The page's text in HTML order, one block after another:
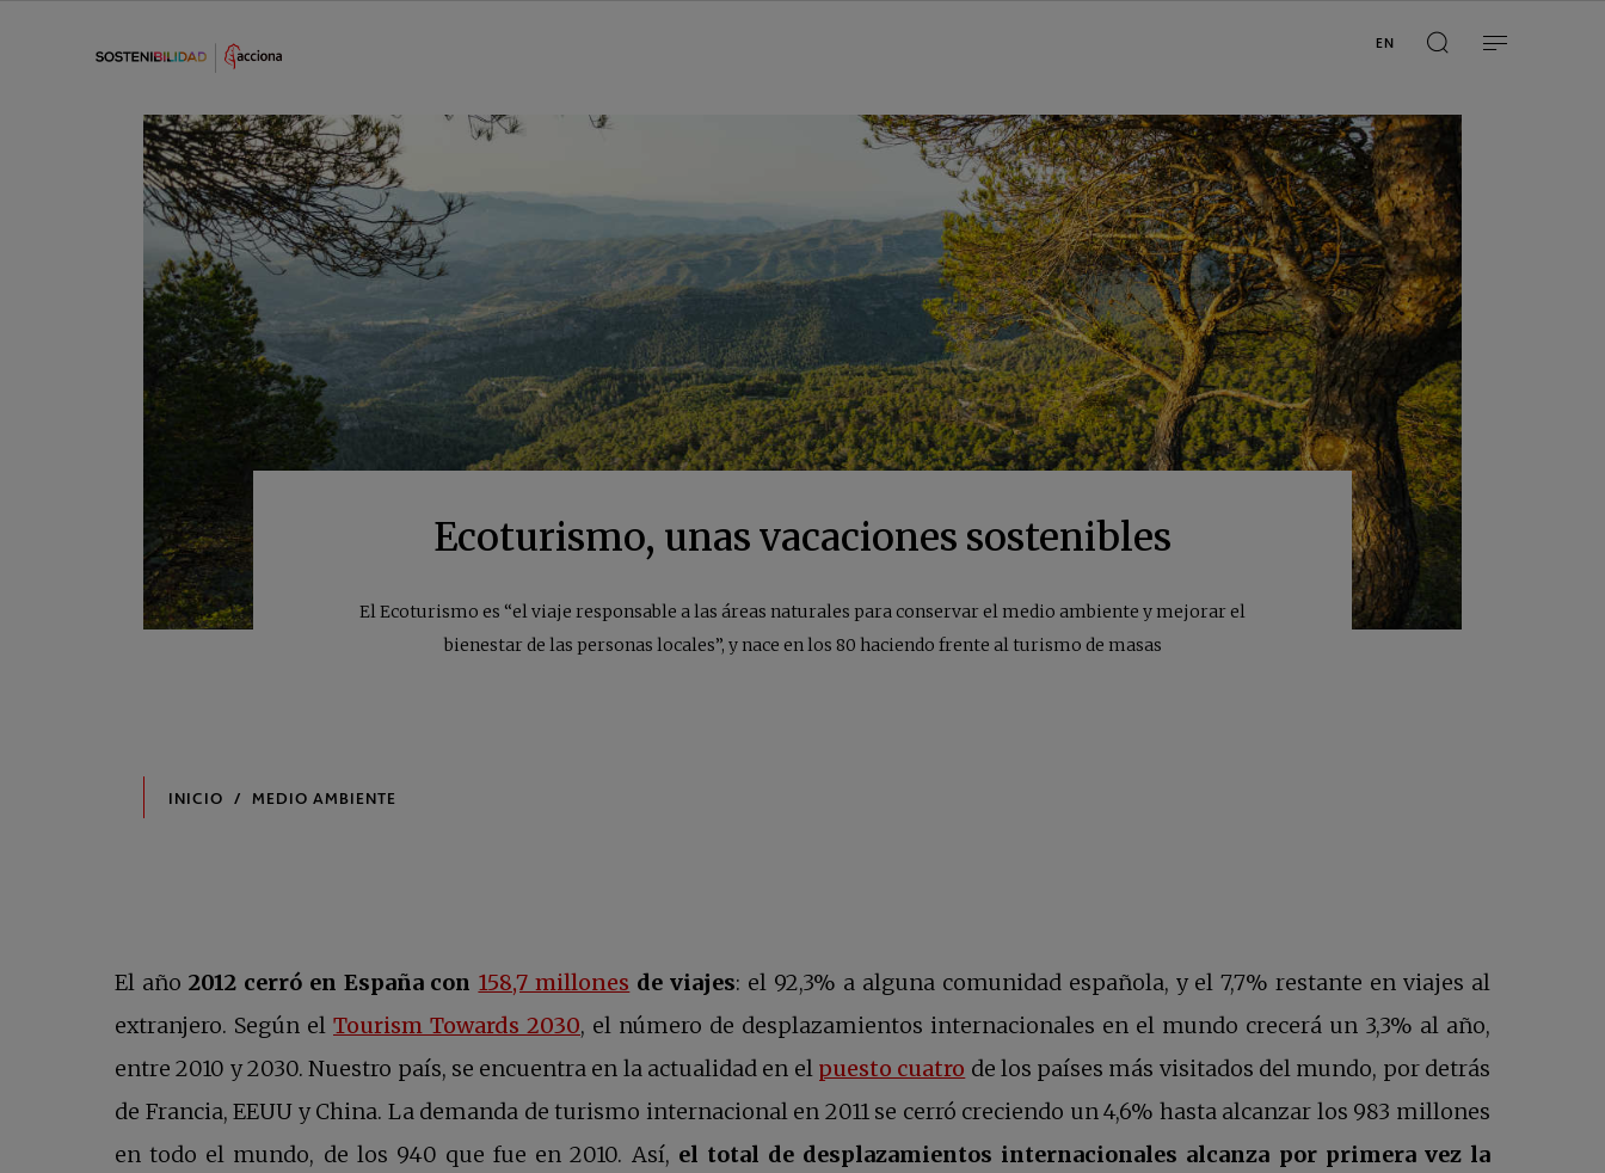
Ecoturismo, unas vacaciones sostenibles
El Ecoturismo es “el viaje responsable a las áreas naturales para conservar el medio ambiente y mejorar el
bienestar de las personas locales”, y nace en los 80 haciendo frente al turismo de masas
El año 2012 cerró en España con 158,7 millones se abre en una pestaña nueva
de viajes: el 92,3% a alguna comunidad española, y el 7,7% restante en viajes al
extranjero. Según el Tourism Towards 2030 se abre en una pestaña nueva
, el número de desplazamientos internacionales en el mundo crecerá un 3,3% al año,
entre 2010 y 2030. Nuestro país, se encuentra en la actualidad en el puesto cuatro se abre en una pestaña nueva
de los países más visitados del mundo, por detrás
de Francia, EEUU y China. La demanda de turismo internacional en 2011 se cerró creciendo un 4,6% hasta alcanzar los 983 millones
en todo el mundo, de los 940 que fue en 2010. Así, el total de desplazamientos internacionales alcanza por primera vez la